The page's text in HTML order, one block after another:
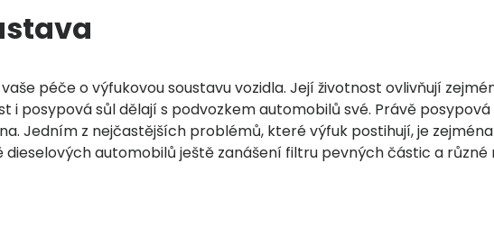
péče o výfukovou soustavu vozidla. Její životnost ovlivňují
i posypová sůl dělají s podvozkem automobilů své. Právě
Jedním z nejčastějších problémů, které výfuk postihují, je
automobilů ještě zanášení filtru pevných částic a různé